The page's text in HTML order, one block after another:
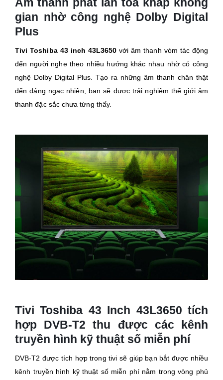
gian nhờ công nghệ Dolby Digital
Plus
Tivi Toshiba 43 inch 43L3650 với âm thanh vòm tác động
đến người nghe theo nhiều hướng khác nhau nhờ có công
nghệ Dolby Digital Plus. Tạo ra những âm thanh chân thật
đến đáng ngạc nhiên, bạn sẽ được trải nghiệm thế giới âm
thanh đặc sắc chưa từng thấy.
Tivi Toshiba 43 Inch 43L3650 tích
hợp DVB-T2 thu được các kênh
truyền hình kỹ thuật số miễn phí
DVB-T2 được tích hợp trong tivi sẽ giúp bạn bắt được nhiều
kênh truyền hình kỹ thuật số miễn phí nằm trong vòng phủ